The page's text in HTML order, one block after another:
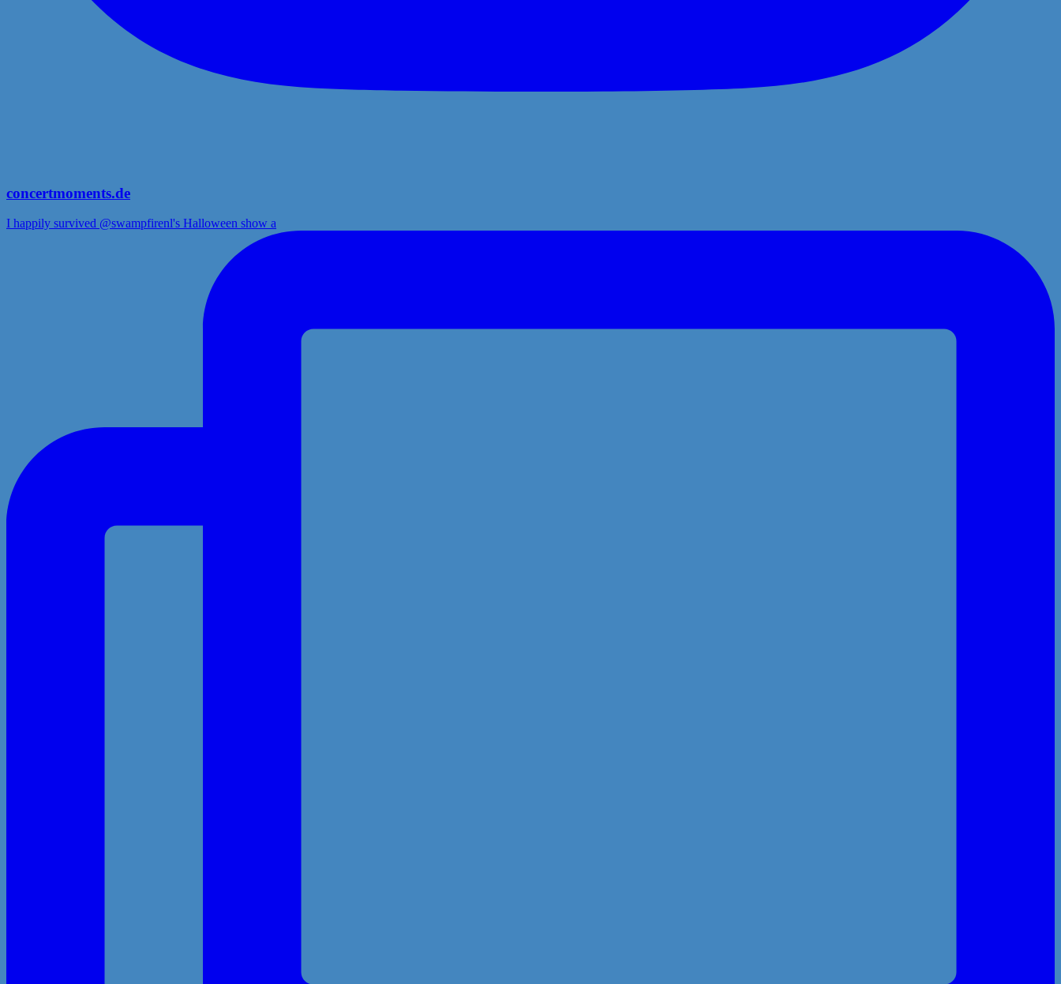
concertmoments.de
I happily survived @swampfirenl's Halloween show a